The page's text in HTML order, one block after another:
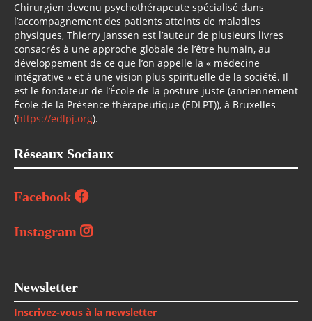
Chirurgien devenu psychothérapeute spécialisé dans
l’accompagnement des patients atteints de maladies
physiques, Thierry Janssen est l’auteur de plusieurs livres
consacrés à une approche globale de l’être humain, au
développement de ce que l’on appelle la « médecine
intégrative » et à une vision plus spirituelle de la société. Il
est le fondateur de l’École de la posture juste (anciennement
École de la Présence thérapeutique (EDLPT)), à Bruxelles
(https://edlpj.org).
Réseaux Sociaux
Facebook
Instagram
Newsletter
Inscrivez-vous à la newsletter